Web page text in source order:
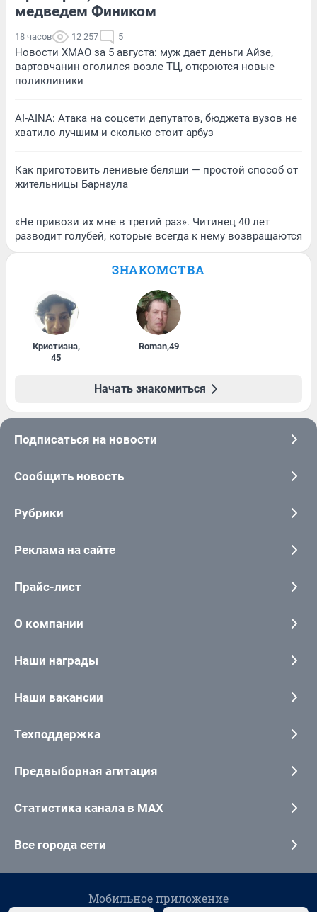
медведем Фиником
18 часов 12 257 5
Новости ХМАО за 5 августа: муж дает деньги Айзе,
вартовчанин оголился возле ТЦ, откроются новые
поликлиники
AI-AINA: Атака на соцсети депутатов, бюджета вузов не
хватило лучшим и сколько стоит арбуз
Как приготовить ленивые беляши — простой способ от
жительницы Барнаула
«Не привози их мне в третий раз». Читинец 40 лет
разводит голубей, которые всегда к нему возвращаются
ЗНАКОМСТВА
Кристиана,
45
Roman,49
Начать знакомиться
Подписаться на новости
Сообщить новость
Рубрики
Реклама на сайте
Прайс-лист
О компании
Наши награды
Наши вакансии
Техподдержка
Предвыборная агитация
Статистика канала в MAX
Все города сети
Мобильное приложение